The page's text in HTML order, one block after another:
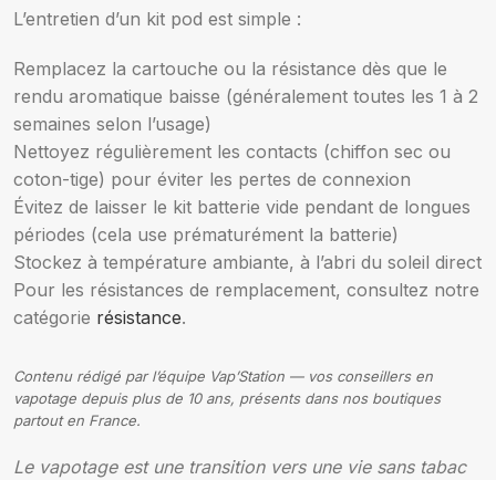
L’entretien d’un kit pod est simple :
Remplacez la cartouche ou la résistance dès que le
rendu aromatique baisse (généralement toutes les 1 à 2
semaines selon l’usage)
Nettoyez régulièrement les contacts (chiffon sec ou
coton-tige) pour éviter les pertes de connexion
Évitez de laisser le kit batterie vide pendant de longues
périodes (cela use prématurément la batterie)
Stockez à température ambiante, à l’abri du soleil direct
Pour les résistances de remplacement, consultez notre
catégorie résistance.
Contenu rédigé par l’équipe Vap’Station — vos conseillers en
vapotage depuis plus de 10 ans, présents dans nos boutiques
partout en France.
Le vapotage est une transition vers une vie sans tabac